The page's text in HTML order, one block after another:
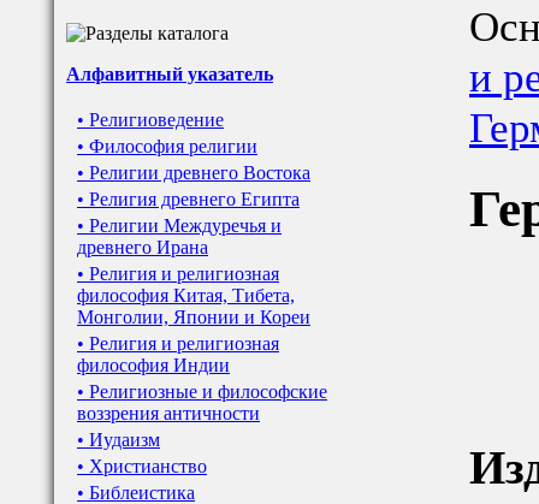
Алфавитный указатель
• Религиоведение
• Философия религии
• Религии древнего Востока
• Религия древнего Египта
• Религии Междуречья и
древнего Ирана
• Религия и религиозная
философия Китая, Тибета,
Монголии, Японии и Кореи
• Религия и религиозная
философия Индии
• Религиозные и философские
воззрения античности
• Иудаизм
• Христианство
• Библеистика
и